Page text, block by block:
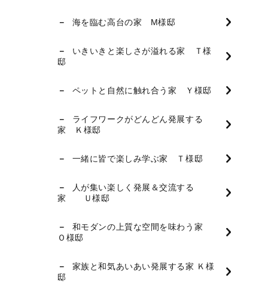
海を臨む高台の家 M様邸
いきいきと楽しさが溢れる家 Ｔ様
邸
ペットと自然に触れ合う家 Ｙ様邸
ライフワークがどんどん発展する
家 Ｋ様邸
一緒に皆で楽しみ学ぶ家 Ｔ様邸
人が集い楽しく発展＆交流する
家 Ｕ様邸
和モダンの上質な空間を味わう家
Ｏ様邸
家族と和気あいあい発展する家 Ｋ様
邸